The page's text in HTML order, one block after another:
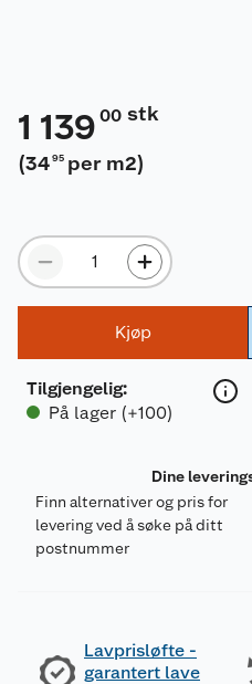
1 139 00 stk
(34 95 per m2)
Kjøp
Tilgjengelig:
På lager (+100)
Dine
Finn alternativer og pris for
levering ved å søke på ditt
postnummer
Lavprisløfte -
garantert lave